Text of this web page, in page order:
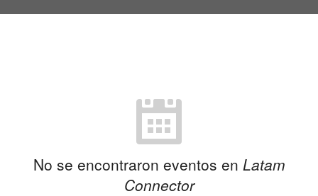
No se encontraron eventos en Latam
Connector